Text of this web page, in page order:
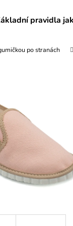
pravidla
po stranách
najít?
082